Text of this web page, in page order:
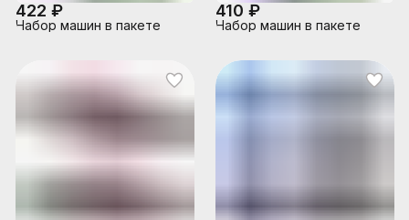
422 ₽
Набор машин в пакете
410 ₽
Набор машин в пакете